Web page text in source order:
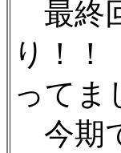
最終
り！
ってま
今期